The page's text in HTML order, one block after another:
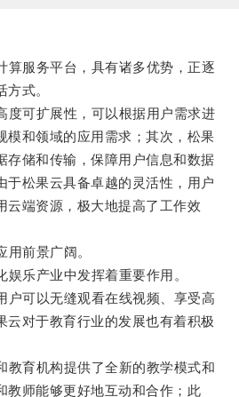
服务平台，具有诸多优势，正逐
式。
可扩展性，可以根据用户需求进
模和领域的应用需求；其次，松果
存储和传输，保障用户信息和数据
于松果云具备卓越的灵活性，用户
云端资源，极大地提高了工作效
前景广阔。
乐产业中发挥着重要作用。
可以无缝观看在线视频、享受高
云对于教育行业的发展也有着积极
育机构提供了全新的教学模式和
教师能够更好地互动和合作；此